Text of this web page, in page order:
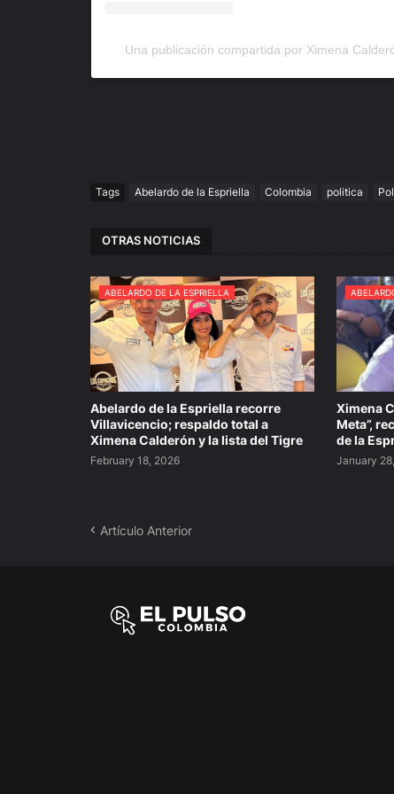
Una publicación compartida por Ximena
Tags Abelardo de la Espriella Colombia politica
OTRAS NOTICIAS
ABELARDO DE LA ESPRIELLA
Abelardo de la Espriella recorre
Villavicencio; respaldo total a
Ximena Calderón y la lista del Tigre
February 18, 2026
Ximena
Meta”,
de la
January
Artículo Anterior